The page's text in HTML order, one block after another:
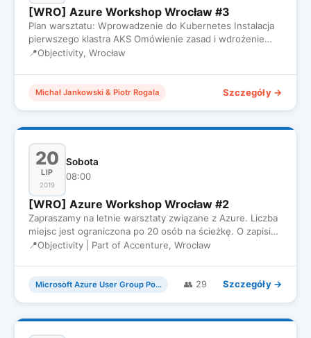
[WRO] Azure Workshop Wrocław #3
Plan warsztatu: Wprowadzenie do Kubernetes Instalacja
pierwszego klastra AKS Omówienie zasad i wdrożenie
pierwszej aplik…
📍Objectivity, Wrocław
Michał Jankowski & Piotr Rogala Szczegóły →
20
LIP
2019
Sobota
08:00
[WRO] Azure Workshop Wrocław #2
Zapraszamy na letnie warsztaty związane z Azure. Liczba
miejsc jest ograniczona po 20 osób na ścieżkę. O zapisie
decyduj…
📍Objectivity | Part of Accenture, Wrocław
Microsoft Azure User Group Poland 👥 29 Szczegóły →